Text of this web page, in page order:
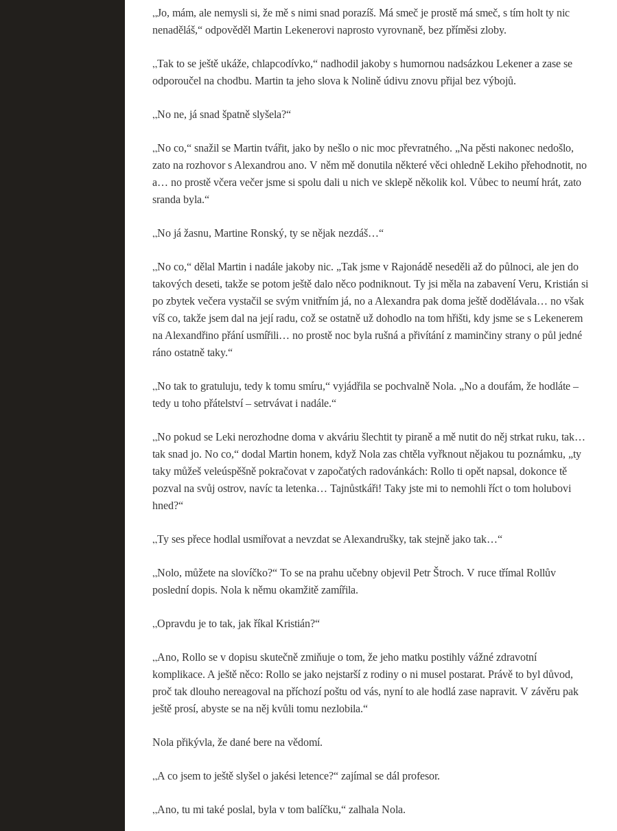
„Jo, mám, ale nemysli si, že mě s nimi snad porazíš. Má smeč je prostě má smeč, s tím holt ty nic
nenaděláš,“ odpověděl Martin Lekenerovi naprosto vyrovnaně, bez příměsi zloby.
„Tak to se ještě ukáže, chlapcodívko,“ nadhodil jakoby s humornou nadsázkou Lekener a zase se
odporoučel na chodbu. Martin ta jeho slova k Nolině údivu znovu přijal bez výbojů.
„No ne, já snad špatně slyšela?“
„No co,“ snažil se Martin tvářit, jako by nešlo o nic moc převratného. „Na pěsti nakonec nedošlo,
zato na rozhovor s Alexandrou ano. V něm mě donutila některé věci ohledně Lekiho přehodnotit, no
a… no prostě včera večer jsme si spolu dali u nich ve sklepě několik kol. Vůbec to neumí hrát, zato
sranda byla.“
„No já žasnu, Martine Ronský, ty se nějak nezdáš…“
„No co,“ dělal Martin i nadále jakoby nic. „Tak jsme v Rajonádě neseděli až do půlnoci, ale jen do
takových deseti, takže se potom ještě dalo něco podniknout. Ty jsi měla na zabavení Veru, Kristián si
po zbytek večera vystačil se svým vnitřním já, no a Alexandra pak doma ještě dodělávala… no však
víš co, takže jsem dal na její radu, což se ostatně už dohodlo na tom hřišti, kdy jsme se s Lekenerem
na Alexandřino přání usmířili… no prostě noc byla rušná a přivítání z maminčiny strany o půl jedné
ráno ostatně taky.“
„No tak to gratuluju, tedy k tomu smíru,“ vyjádřila se pochvalně Nola. „No a doufám, že hodláte –
tedy u toho přátelství – setrvávat i nadále.“
„No pokud se Leki nerozhodne doma v akváriu šlechtit ty piraně a mě nutit do něj strkat ruku, tak…
tak snad jo. No co,“ dodal Martin honem, když Nola zas chtěla vyřknout nějakou tu poznámku, „ty
taky můžeš veleúspěšně pokračovat v započatých radovánkách: Rollo ti opět napsal, dokonce tě
pozval na svůj ostrov, navíc ta letenka… Tajnůstkáři! Taky jste mi to nemohli říct o tom holubovi
hned?“
„Ty ses přece hodlal usmiřovat a nevzdat se Alexandrušky, tak stejně jako tak…“
„Nolo, můžete na slovíčko?“ To se na prahu učebny objevil Petr Štroch. V ruce třímal Rollův
poslední dopis. Nola k němu okamžitě zamířila.
„Opravdu je to tak, jak říkal Kristián?“
„Ano, Rollo se v dopisu skutečně zmiňuje o tom, že jeho matku postihly vážné zdravotní
komplikace. A ještě něco: Rollo se jako nejstarší z rodiny o ni musel postarat. Právě to byl důvod,
proč tak dlouho nereagoval na příchozí poštu od vás, nyní to ale hodlá zase napravit. V závěru pak
ještě prosí, abyste se na něj kvůli tomu nezlobila.“
Nola přikývla, že dané bere na vědomí.
„A co jsem to ještě slyšel o jakési letence?“ zajímal se dál profesor.
„Ano, tu mi také poslal, byla v tom balíčku,“ zalhala Nola.